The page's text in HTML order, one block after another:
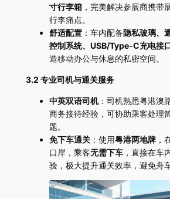
寸行李箱，完美解决参展商携带
行李痛点。
舒适配置：车内配备隐私玻璃、
控制系统、USB/Type-C充电接
造移动办公与休息的私密空间。
3.2 专业司机与通关服务
中英双语司机：司机熟悉粤港澳
商务接待经验，可协助乘客处理
题。
免下车通关：使用粤港两地牌，
口岸，乘客无需下车，直接在车
验，极大提升通关效率，避免舟